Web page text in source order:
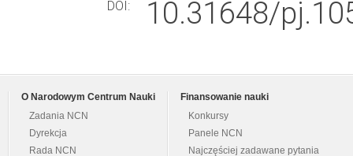
DOI: 10.31648/
O Narodowym Centrum Nauki
Zadania NCN
Dyrekcja
Rada NCN
Finansowanie nauki
Konkursy
Panele NCN
Najczęściej zadawane pytania